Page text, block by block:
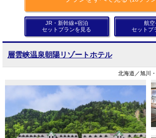
JR・新幹線+宿泊
セットプランを見る
航空
セットプ
層雲峡温泉朝陽リゾートホテル
北海道／旭川